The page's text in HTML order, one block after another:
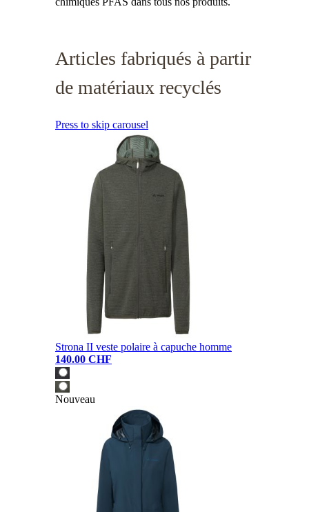
Articles fabriqués à partir
de matériaux recyclés
Press to skip carousel
Strona II veste polaire à capuche homme
140.00 CHF
Nouveau